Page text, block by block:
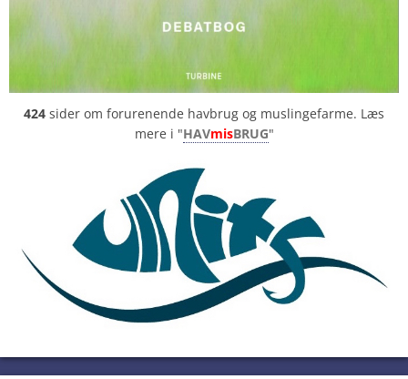
424 sider om forurenende havbrug og muslingefarme. Læs
mere i "HAVmisBRUG"